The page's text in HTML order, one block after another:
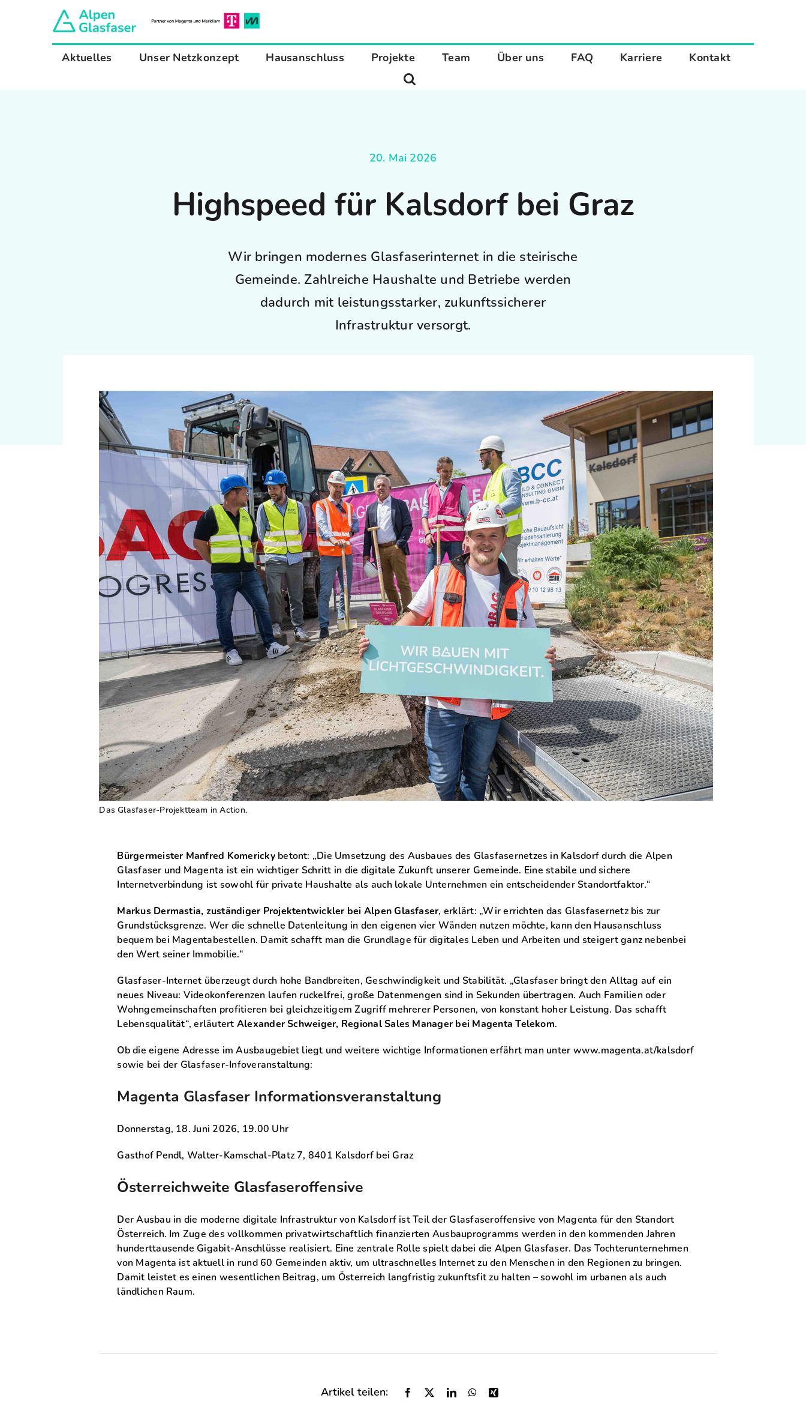
Aktuelles Unser Netzkonzept Hausanschluss Projekte Team Über uns FAQ Karriere Kontakt
20. Mai 2026
Highspeed für Kalsdorf bei Graz
Wir bringen modernes Glasfaserinternet in die steirische
Gemeinde. Zahlreiche Haushalte und Betriebe werden
dadurch mit leistungsstarker, zukunftssicherer
Infrastruktur versorgt.
Das Glasfaser-Projektteam in Action.
Bürgermeister Manfred Komerickybetont: „Die Umsetzung des Ausbaues des Glasfasernetzes in Kalsdorf durch die Alpen
Glasfaser und Magenta ist ein wichtiger Schritt in die digitale Zukunft unserer Gemeinde. Eine stabile und sichere
Internetverbindung ist sowohl für private Haushalte als auch lokale Unternehmen ein entscheidender Standortfaktor.“
Markus Dermastia, zuständiger Projektentwickler bei Alpen Glasfaser, erklärt: „Wir errichten das Glasfasernetz bis zur
Grundstücksgrenze. Wer die schnelle Datenleitung in den eigenen vier Wänden nutzen möchte, kann den Hausanschluss
bequem bei Magentabestellen. Damit schafft man die Grundlage für digitales Leben und Arbeiten und steigert ganz nebenbei
den Wert seiner Immobilie.“
Glasfaser-Internet überzeugt durch hohe Bandbreiten, Geschwindigkeit und Stabilität. „Glasfaser bringt den Alltag auf ein
neues Niveau: Videokonferenzen laufen ruckelfrei, große Datenmengen sind in Sekunden übertragen. Auch Familien oder
Wohngemeinschaften profitieren bei gleichzeitigem Zugriff mehrerer Personen, von konstant hoher Leistung. Das schafft
Lebensqualität“, erläutert Alexander Schweiger, Regional Sales Manager bei Magenta Telekom.
Ob die eigene Adresse im Ausbaugebiet liegt und weitere wichtige Informationen erfährt man unter www.magenta.at/kalsdorf
sowie bei der Glasfaser-Infoveranstaltung:
Magenta Glasfaser Informationsveranstaltung
Donnerstag, 18. Juni 2026, 19.00 Uhr
Gasthof Pendl, Walter-Kamschal-Platz 7, 8401 Kalsdorf bei Graz
Österreichweite Glasfaseroffensive
Der Ausbau in die moderne digitale Infrastruktur von Kalsdorf ist Teil der Glasfaseroffensive von Magenta für den Standort
Österreich. Im Zuge des vollkommen privatwirtschaftlich finanzierten Ausbauprogramms werden in den kommenden Jahren
hunderttausende Gigabit-Anschlüsse realisiert. Eine zentrale Rolle spielt dabei die Alpen Glasfaser. Das Tochterunternehmen
von Magenta ist aktuell in rund 60 Gemeinden aktiv, um ultraschnelles Internet zu den Menschen in den Regionen zu bringen.
Damit leistet es einen wesentlichen Beitrag, um Österreich langfristig zukunftsfit zu halten – sowohl im urbanen als auch
ländlichen Raum.
Artikel teilen: